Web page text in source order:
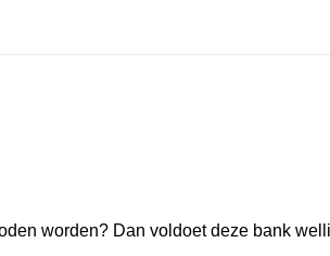
worden? Dan voldoet deze bank